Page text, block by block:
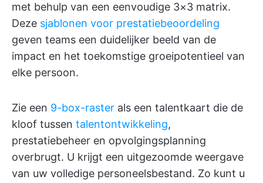
met behulp van een eenvoudige 3×3 matrix.
Deze sjablonen voor prestatiebeoordeling
geven teams een duidelijker beeld van de
impact en het toekomstige groeipotentieel van
elke persoon.
Zie een 9-box-raster als een talentkaart die de
kloof tussen talentontwikkeling,
prestatiebeheer en opvolgingsplanning
overbrugt. U krijgt een uitgezoomde weergave
van uw volledige personeelsbestand. Zo kunt u